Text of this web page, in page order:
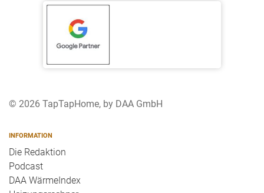
© 2026 TapTapHome, by DAA GmbH
INFORMATION
Die Redaktion
Podcast
DAA WärmeIndex